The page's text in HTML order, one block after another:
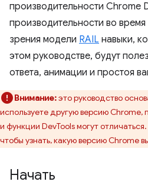
производительности Chrome
производительности во
зрения модели RAIL навыки,
этом руководстве, будут
ответа, анимации и простоя
Внимание:это руководство
используете другую версию Chrome,
и функции DevTools могут
чтобы узнать, какую версию Chrome
Начать